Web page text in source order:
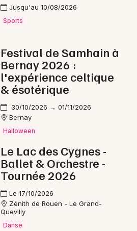
Jusqu'au 10/08/2026
Sports
Festival de Samhain à
Bernay 2026 :
l'expérience celtique
& ésotérique
30/10/2026 → 01/11/2026
Bernay
Halloween
Le Lac des Cygnes -
Ballet & Orchestre -
Tournée 2026
Le 17/10/2026
Zénith de Rouen - Le Grand-
Quevilly
Danse